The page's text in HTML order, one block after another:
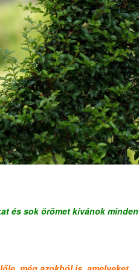
és sok örömet kívánok minden